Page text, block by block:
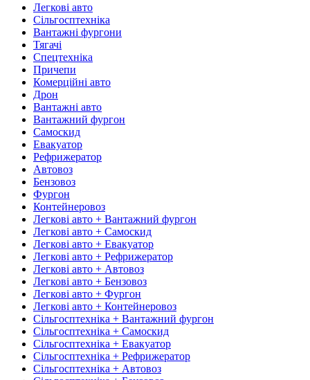
Легкові авто
Сільгосптехніка
Вантажні фургони
Тягачі
Спецтехніка
Причепи
Комерційні авто
Дрон
Вантажні авто
Вантажний фургон
Самоскид
Евакуатор
Рефрижератор
Автовоз
Бензовоз
Фургон
Контейнеровоз
Легкові авто + Вантажний фургон
Легкові авто + Самоскид
Легкові авто + Евакуатор
Легкові авто + Рефрижератор
Легкові авто + Автовоз
Легкові авто + Бензовоз
Легкові авто + Фургон
Легкові авто + Контейнеровоз
Сільгосптехніка + Вантажний фургон
Сільгосптехніка + Самоскид
Сільгосптехніка + Евакуатор
Сільгосптехніка + Рефрижератор
Сільгосптехніка + Автовоз